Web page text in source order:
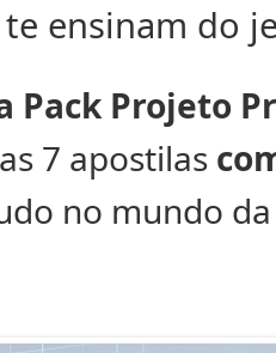
ensinam do
Pack Projeto
7 apostilas
no mundo